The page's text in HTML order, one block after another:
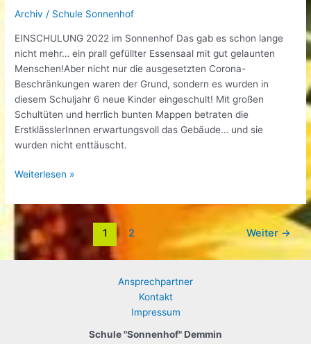
Archiv / Schule Sonnenhof
EINSCHULUNG 2022 im Sonnenhof Das gab es schon lange
nicht mehr… ein prall gefüllter Essensaal mit gut gelaunten
Menschen!Aber nicht nur die ausgesetzten Corona-
Beschränkungen waren der Grund, sondern es wurden in
diesem Schuljahr 6 neue Kinder eingeschult! Mit großen
Schultüten und herrlich bunten Mappen betraten die
ErstklässlerInnen erwartungsvoll das Gebäude… und sie
wurden nicht enttäuscht.
Einschulung
Weiterlesen »
Seitennummerierung
der
Beiträge
1 2 Weiter→
Ansprechpartner
Kontakt
Impressum
Schule "Sonnenhof" Demmin